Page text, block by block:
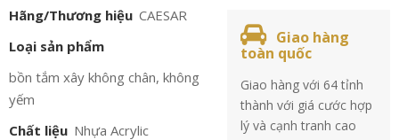
Hãng/Thương hiệu CAESAR
Loại sản phẩm
bồn tắm xây không chân, không
yếm
Chất liệu Nhựa Acrylic
Giao hàng
toàn quốc
Giao hàng với 64 tỉnh
thành với giá cước hợp
lý và cạnh tranh cao